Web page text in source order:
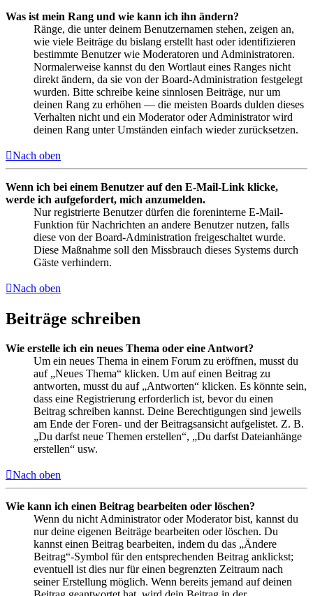
Was ist mein Rang und wie kann ich ihn ändern?
Ränge, die unter deinem Benutzernamen stehen, zeigen an,
wie viele Beiträge du bislang erstellt hast oder identifizieren
bestimmte Benutzer wie Moderatoren und Administratoren.
Normalerweise kannst du den Wortlaut eines Ranges nicht
direkt ändern, da sie von der Board-Administration festgelegt
wurden. Bitte schreibe keine sinnlosen Beiträge, nur um
deinen Rang zu erhöhen — die meisten Boards dulden dieses
Verhalten nicht und ein Moderator oder Administrator wird
deinen Rang unter Umständen einfach wieder zurücksetzen.
Nach oben
Wenn ich bei einem Benutzer auf den E-Mail-Link klicke,
werde ich aufgefordert, mich anzumelden.
Nur registrierte Benutzer dürfen die foreninterne E-Mail-
Funktion für Nachrichten an andere Benutzer nutzen, falls
diese von der Board-Administration freigeschaltet wurde.
Diese Maßnahme soll den Missbrauch dieses Systems durch
Gäste verhindern.
Nach oben
Beiträge schreiben
Wie erstelle ich ein neues Thema oder eine Antwort?
Um ein neues Thema in einem Forum zu eröffnen, musst du
auf „Neues Thema“ klicken. Um auf einen Beitrag zu
antworten, musst du auf „Antworten“ klicken. Es könnte sein,
dass eine Registrierung erforderlich ist, bevor du einen
Beitrag schreiben kannst. Deine Berechtigungen sind jeweils
am Ende der Foren- und der Beitragsansicht aufgelistet. Z. B.
„Du darfst neue Themen erstellen“, „Du darfst Dateianhänge
erstellen“ usw.
Nach oben
Wie kann ich einen Beitrag bearbeiten oder löschen?
Wenn du nicht Administrator oder Moderator bist, kannst du
nur deine eigenen Beiträge bearbeiten oder löschen. Du
kannst einen Beitrag bearbeiten, indem du das „Ändere
Beitrag“-Symbol für den entsprechenden Beitrag anklickst;
eventuell ist dies nur für einen begrenzten Zeitraum nach
seiner Erstellung möglich. Wenn bereits jemand auf deinen